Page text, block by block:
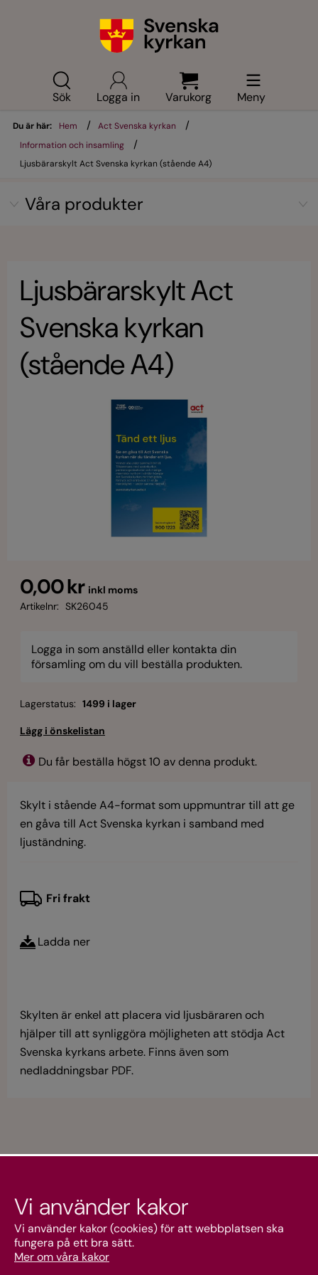
Sök Logga in Varukorg Meny
Du är här: Hem / Act Svenska kyrkan /
Information och insamling /
Ljusbärarskylt Act Svenska kyrkan (stående A4)
Våra produkter
Ljusbärarskylt Act
Svenska kyrkan
(stående A4)
0,00 kr inkl moms
Artikelnr: SK26045
Logga in som anställd eller kontakta din
församling om du vill beställa produkten.
Lagerstatus: 1499 i lager
Du får beställa högst 10 av denna produkt.
Skylt i stående A4-format som uppmuntrar till att ge
en gåva till Act Svenska kyrkan i samband med
ljuständning.
Fri frakt
Ladda ner
Skylten är enkel att placera vid ljusbäraren och
hjälper till att synliggöra möjligheten att stödja Act
Svenska kyrkans arbete. Finns även som
nedladdningsbar PDF.
Kundtjänst
Vi använder kakor
Vi använder kakor (cookies) för att webbplatsen ska
fungera på ett bra sätt.
Mer om våra kakor